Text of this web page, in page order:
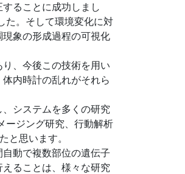
ることに成功しまし
た。そして環境変化に対
象の形成過程の可視化
、今後この技術を用い
内時計の乱れがそれら
システムを多くの研究
ージング研究、行動解析
と思います。
動で複数部位の遺伝子
ることは、様々な研究